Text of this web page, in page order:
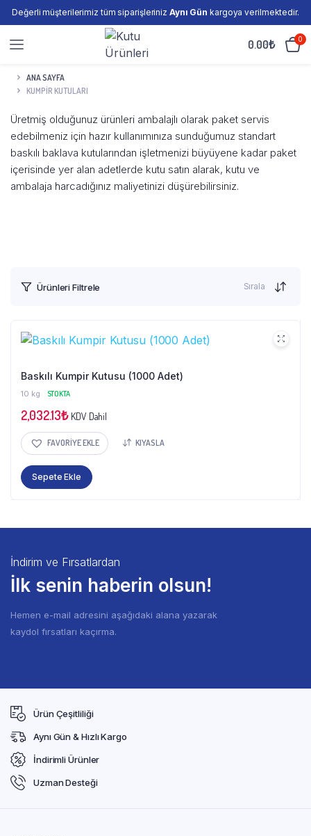
Değerli müşterilerimiz tüm siparişleriniz Aynı Gün kargoya verilmektedir.
0.00₺ 0
ANA SAYFA
KUMPIR KUTULARI
Üretmiş olduğunuz ürünleri ambalajlı olarak paket servis
edebilmeniz için hazır kullanımınıza sunduğumuz standart
baskılı baklava kutularından işletmenizi büyüyene kadar paket
içerisinde yer alan adetlerde kutu satın alarak, kutu ve
ambalaja harcadığınız maliyetinizi düşürebilirsiniz.
Ürünleri Filtrele Sırala
Baskılı Kumpir Kutusu (1000 Adet)
10 kg STOKTA
2,032.13₺ KDV Dahil
FAVORIYE EKLE KIYASLA
Sepete Ekle
İndirim ve Fırsatlardan
İlk senin haberin olsun!
Hemen e-mail adresini aşağıdaki alana yazarak
kaydol fırsatları kaçırma.
Ürün Çeşitliliği
Aynı Gün & Hızlı Kargo
İndirimli Ürünler
Uzman Desteği